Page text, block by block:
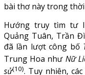
bài thơ này trong
Hướng truy tìm tư
Quảng Tuân, Trần
đã lần lượt công bố
Trung Hoa như Nữ
sử(10). Tuy nhiên,